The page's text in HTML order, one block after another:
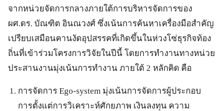
จากหน่วยจัดการกลางภายใต้การบริหารจัดการของ
ผศ.ดร. บัณฑิต อินณวงศ์ ซึ่งเน้นการค้นหาเครื่องมือสำคัญ
เปรียบเสมือนคานงัดอุปสรรคที่เกิดขึ้นในห่วงโซ่ธุรกิจท้อง
ถิ่นที่เข้าร่วมโครงการวิจัยในปีนี้ โดยการทำงานทางหน่วย
ประสานงานมุ่งเน้นการทำงาน ภายใต้ 2 หลักคิด คือ
การจัดการ Ego-system มุ่งเน้นการจัดการผู้ประกอบ
การตั้งแต่การวิเคราะห์ศักยภาพ เงินลงทุน ความ